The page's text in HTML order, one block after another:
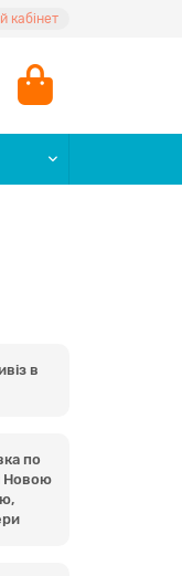
кабінет
в
по
Новою